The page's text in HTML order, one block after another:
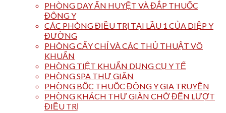
PHÒNG DAY ẤN HUYỆT VÀ ĐẮP THUỐC
ĐÔNG Y
CÁC PHÒNG ĐIỀU TRỊ TẠI LẦU 1 CỦA DIỆP Y
ĐƯỜNG
PHÒNG CẤY CHỈ VÀ CÁC THỦ THUẬT VÔ
KHUẨN
PHÒNG TIỆT KHUẨN DỤNG CỤ Y TẾ
PHÒNG SPA THƯ GIÃN
PHÒNG BỐC THUỐC ĐÔNG Y GIA TRUYỀN
PHÒNG KHÁCH THƯ GIÃN CHỜ ĐẾN LƯỢT
ĐIỀU TRỊ